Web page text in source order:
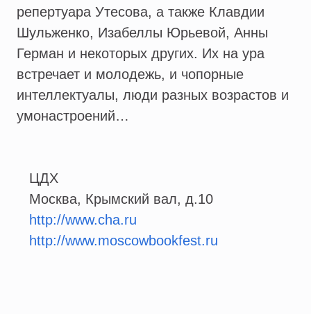
репертуара Утесова, а также Клавдии
Шульженко, Изабеллы Юрьевой, Анны
Герман и некоторых других. Их на ура
встречает и молодежь, и чопорные
интеллектуалы, люди разных возрастов и
умонастроений…
ЦДХ
Москва, Крымский вал, д.10
http://www.cha.ru
http://www.moscowbookfest.ru